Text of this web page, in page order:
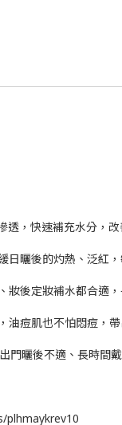
，快速補充水分，
曬後的灼熱、泛紅
後定妝補水都合適
痘肌也不怕悶痘，帶
曬後不適、長時間
plhmaykrev10